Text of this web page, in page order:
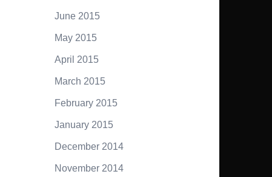
June 2015
May 2015
April 2015
March 2015
February 2015
January 2015
December 2014
November 2014